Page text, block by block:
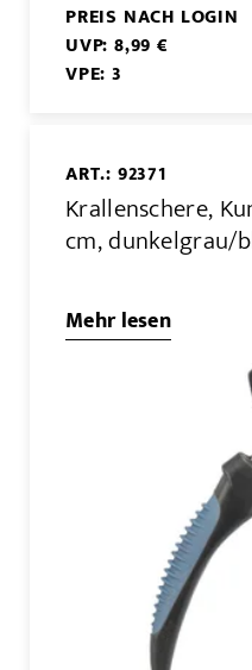
PREIS NACH LOGIN
UVP: 8,99 €
VPE: 3
ART.: 92371
Krallenschere,
cm, dunkelgrau/
Mehr lesen